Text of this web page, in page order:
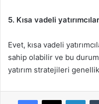
5. Kısa vadeli
Evet, kısa vadeli
sahip olabilir ve bu
yatırım stratejileri
Facebook
X